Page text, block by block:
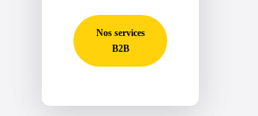
Nos services
B2B